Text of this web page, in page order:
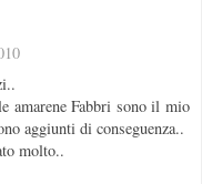
amarene Fabbri sono il mio
aggiunti di conseguenza..
molto..